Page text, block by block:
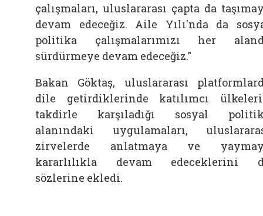
çalışmaları, uluslararası çapta da
devam edeceğiz. Aile Yılı'nda da
politika çalışmalarımızı her
sürdürmeye devam edeceğiz."
Bakan Göktaş, uluslararası
dile getirdiklerinde katılımcı
takdirle karşıladığı sosyal
alanındaki uygulamaları,
zirvelerde anlatmaya ve
kararlılıkla devam edeceklerini
sözlerine ekledi.